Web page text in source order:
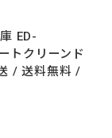
ED-
トクリーンド
/ 送料無料 /